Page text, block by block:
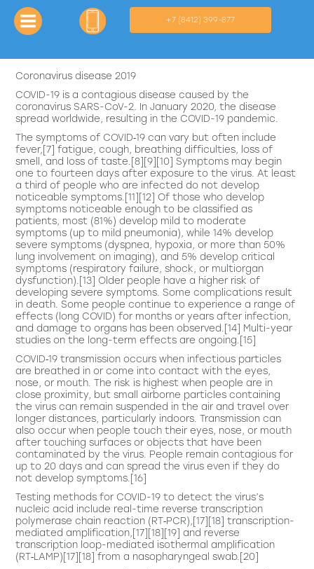
Детектор Лжи — услуги полиграфа в Пензе
Компания "Пенза Полиграф" рада предложить услуги по
+7 (8412) 399-877
Coronavirus disease 2019
Coronavirus disease 2019
COVID-19 is a contagious disease caused by the
coronavirus SARS-CoV-2. In January 2020, the disease
spread worldwide, resulting in the COVID-19 pandemic.
The symptoms of COVID‑19 can vary but often include
fever,[7] fatigue, cough, breathing difficulties, loss of
smell, and loss of taste.[8][9][10] Symptoms may begin
one to fourteen days after exposure to the virus. At least
a third of people who are infected do not develop
noticeable symptoms.[11][12] Of those who develop
symptoms noticeable enough to be classified as
patients, most (81%) develop mild to moderate
symptoms (up to mild pneumonia), while 14% develop
severe symptoms (dyspnea, hypoxia, or more than 50%
lung involvement on imaging), and 5% develop critical
symptoms (respiratory failure, shock, or multiorgan
dysfunction).[13] Older people have a higher risk of
developing severe symptoms. Some complications result
in death. Some people continue to experience a range of
effects (long COVID) for months or years after infection,
and damage to organs has been observed.[14] Multi-year
studies on the long-term effects are ongoing.[15]
COVID‑19 transmission occurs when infectious particles
are breathed in or come into contact with the eyes,
nose, or mouth. The risk is highest when people are in
close proximity, but small airborne particles containing
the virus can remain suspended in the air and travel over
longer distances, particularly indoors. Transmission can
also occur when people touch their eyes, nose, or mouth
after touching surfaces or objects that have been
contaminated by the virus. People remain contagious for
up to 20 days and can spread the virus even if they do
not develop symptoms.[16]
Testing methods for COVID-19 to detect the virus’s
nucleic acid include real-time reverse transcription
polymerase chain reaction (RT‑PCR),[17][18] transcription-
mediated amplification,[17][18][19] and reverse
transcription loop-mediated isothermal amplification
(RT‑LAMP)[17][18] from a nasopharyngeal swab.[20]